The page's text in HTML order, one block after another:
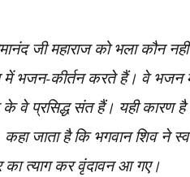
जी महाराज को भला कौन
में भजन-कीर्तन करते हैं। वे भजन
के वे प्रसिद्ध संत हैं। यही
जाता है कि भगवान शिव ने
का त्याग कर वृंदावन आ गए।